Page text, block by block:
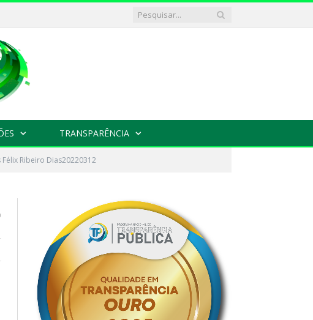
TRANSPARÊNCIA
Ribeiro Dias20220312